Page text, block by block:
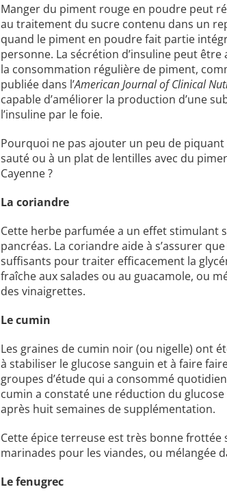
Manger du piment rouge en poudre peut
au traitement du sucre contenu dans un
quand le piment en poudre fait partie
personne. La sécrétion d’insuline peut être
la consommation régulière de piment,
publiée dans l’American Journal of Clinical
capable d’améliorer la production d’une
l’insuline par le foie.
Pourquoi ne pas ajouter un peu de
sauté ou à un plat de lentilles avec du
Cayenne ?
La coriandre
Cette herbe parfumée a un effet stimulant
pancréas. La coriandre aide à s’assurer
suffisants pour traiter efficacement la
fraîche aux salades ou au guacamole, ou
des vinaigrettes.
Le cumin
Les graines de cumin noir (ou nigelle) ont
à stabiliser le glucose sanguin et à faire
groupes d’étude qui a consommé
cumin a constaté une réduction du
après huit semaines de supplémentation.
Cette épice terreuse est très bonne frottée
marinades pour les viandes, ou mélangée
Le fenugrec